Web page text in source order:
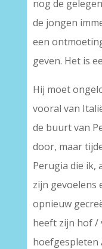
nog de
de jongen
een
geven. Het is
Hij moet
vooral van
de buurt van
door, maar
Perugia die ik,
zijn gevoelens
opnieuw
heeft zijn hof /
hoefgespleten